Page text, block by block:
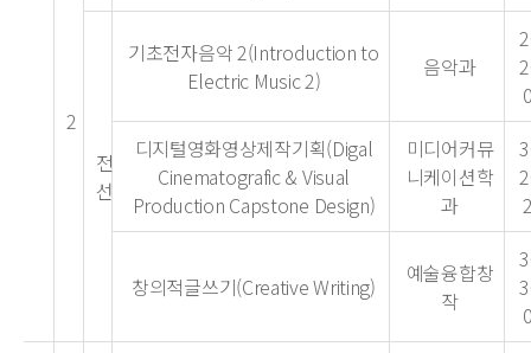
2
전
선
기초전자음악 2(Introduction to
Electric Music 2)
음악과
디지털영화영상제작기획(Digal
Cinematografic & Visual
Production Capstone Design)
미디어커뮤
니케이션학
과
창의적글쓰기(Creative Writing)
예술융합창
작